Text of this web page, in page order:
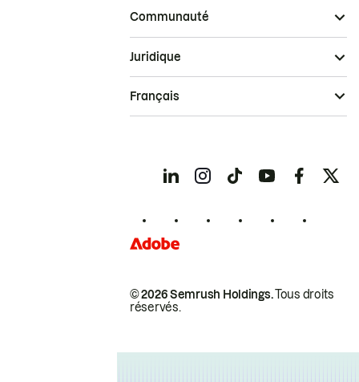
Communauté
© 2026 Semrush Holdings.Tous droits
réservés.
Juridique
Français